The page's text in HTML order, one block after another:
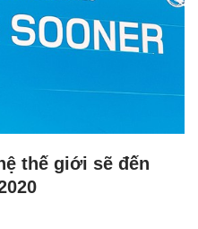
thế giới sẽ đến